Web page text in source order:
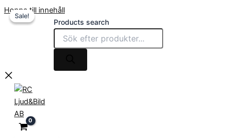
Hoppa till innehåll
Products search
Sale!
Sale!